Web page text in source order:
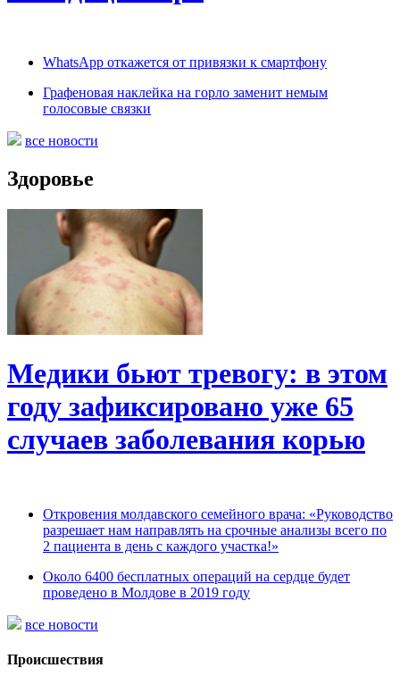
WhatsApp откажется от привязки к смартфону
Графеновая наклейка на горло заменит немым
голосовые связки
все новости
Здоровье
Медики бьют тревогу: в этом
году зафиксировано уже 65
случаев заболевания корью
Откровения молдавского семейного врача: «Руководство
разрешает нам направлять на срочные анализы всего по
2 пациента в день с каждого участка!»
Около 6400 бесплатных операций на сердце будет
проведено в Молдове в 2019 году
все новости
Происшествия